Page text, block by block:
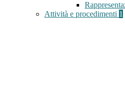
Attività e procedimenti 1